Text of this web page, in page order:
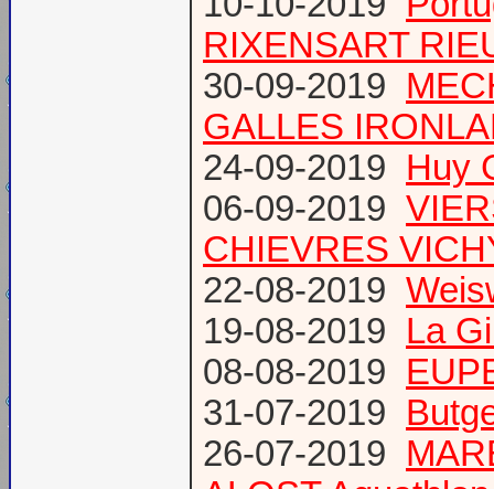
RIXENSART
30-09-2019
GALLES
24-09-2019 Huy
06-09-2019
CHIEVRES
22-08-2019
19-08-2019 La
08-08-2019
31-07-2019
26-07-2019